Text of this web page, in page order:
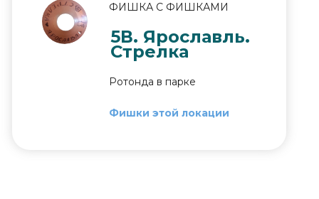
ФИШКА С ФИШКАМИ
5В. Ярославль.
Стрелка
Ротонда в парке
Фишки этой локации